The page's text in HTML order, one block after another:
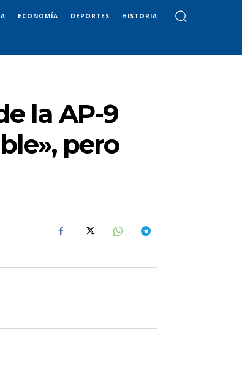
ECONOMÍA DEPORTES HISTORIA
la AP-9
pero